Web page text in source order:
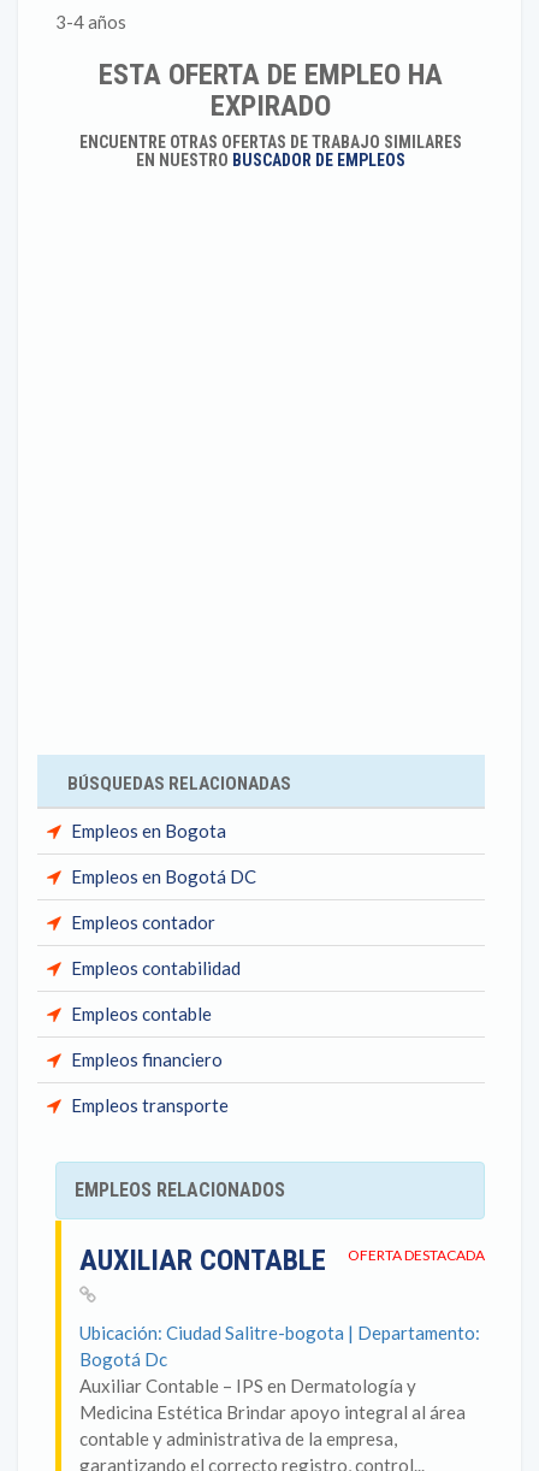
3-4 años
ESTA OFERTA DE EMPLEO HA
EXPIRADO
ENCUENTRE OTRAS OFERTAS DE TRABAJO SIMILARES
EN NUESTRO BUSCADOR DE EMPLEOS
BÚSQUEDAS RELACIONADAS
Empleos en Bogota
Empleos en Bogotá DC
Empleos contador
Empleos contabilidad
Empleos contable
Empleos financiero
Empleos transporte
EMPLEOS RELACIONADOS
OFERTA DESTACADA
AUXILIAR CONTABLE
Ubicación: Ciudad Salitre-bogota | Departamento:
Bogotá Dc
Auxiliar Contable – IPS en Dermatología y
Medicina Estética Brindar apoyo integral al área
contable y administrativa de la empresa,
garantizando el correcto registro, control...